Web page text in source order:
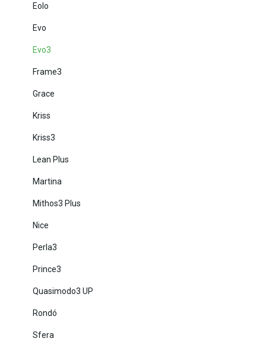
Eolo
Evo
Evo3
Frame3
Grace
Kriss
Kriss3
Lean Plus
Martina
Mithos3 Plus
Nice
Perla3
Prince3
Quasimodo3 UP
Rondó
Sfera